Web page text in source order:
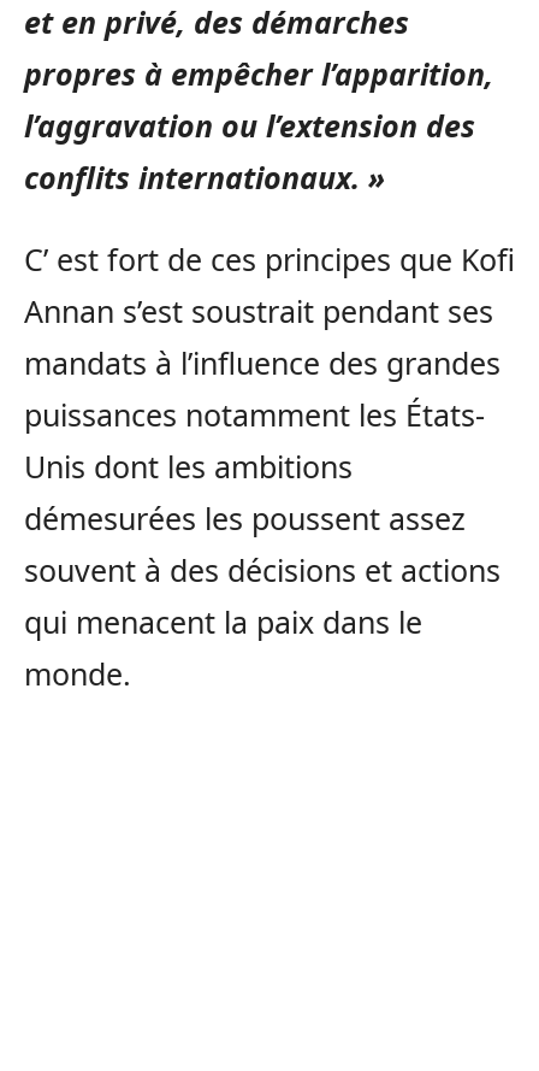
et en privé, des démarches
propres à empêcher l’apparition,
l’aggravation ou l’extension des
conflits internationaux. »
C’ est fort de ces principes que Kofi
Annan s’est soustrait pendant ses
mandats à l’influence des grandes
puissances notamment les États-
Unis dont les ambitions
démesurées les poussent assez
souvent à des décisions et actions
qui menacent la paix dans le
monde.